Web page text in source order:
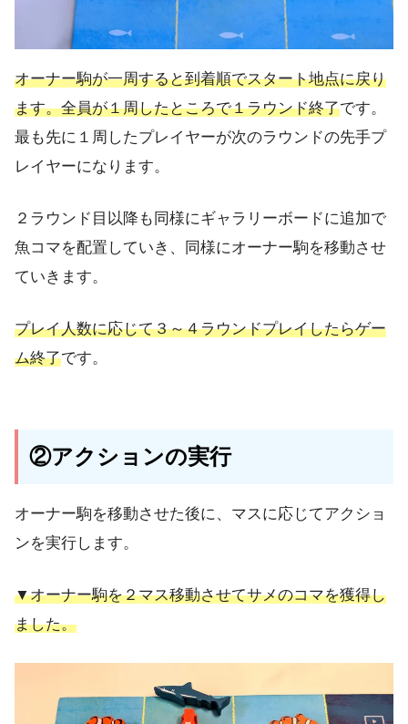
オーナー駒が一周すると到着順でスタート地点に戻り
ます。全員が１周したところで１ラウンド終了です。
最も先に１周したプレイヤーが次のラウンドの先手プ
レイヤーになります。
２ラウンド目以降も同様にギャラリーボードに追加で
魚コマを配置していき、同様にオーナー駒を移動させ
ていきます。
プレイ人数に応じて３～４ラウンドプレイしたらゲー
ム終了です。
②アクションの実行
オーナー駒を移動させた後に、マスに応じてアクショ
ンを実行します。
▼オーナー駒を２マス移動させてサメのコマを獲得し
ました。